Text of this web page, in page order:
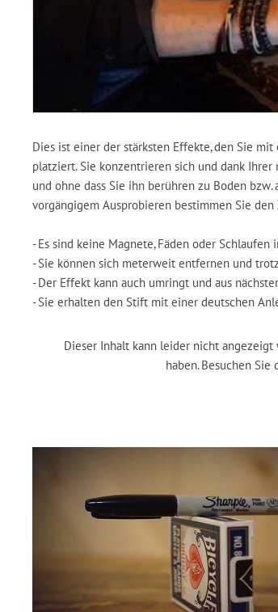
Dies ist einer der stärksten Effekte, den Sie
platziert. Sie konzentrieren sich und dank
und ohne dass Sie ihn berühren zu Boden
vorgängigem Ausprobieren bestimmen Sie
- Es sind keine Magnete, Fäden oder Schlaufen
- Sie können sich meterweit entfernen und
- Der Effekt kann auch umringt und aus
- Sie erhalten den Stift mit einer deutschen
Dieser Inhalt kann leider nicht
haben. Besuchen Sie